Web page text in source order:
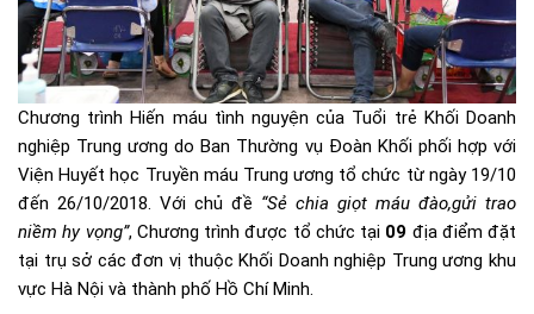
Chương trình Hiến máu tình nguyện của Tuổi trẻ Khối Doanh
nghiệp Trung ương do Ban Thường vụ Đoàn Khối phối hợp với
Viện Huyết học Truyền máu Trung ương tổ chức từ ngày 19/10
đến 26/10/2018. Với chủ đề “Sẻ chia giọt máu đào,gửi trao
niềm hy vọng”, Chương trình được tổ chức tại 09 địa điểm đặt
tại trụ sở các đơn vị thuộc Khối Doanh nghiệp Trung ương khu
vực Hà Nội và thành phố Hồ Chí Minh.